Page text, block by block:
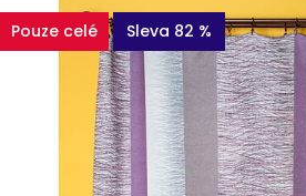
Pouze celé Sleva 82 %